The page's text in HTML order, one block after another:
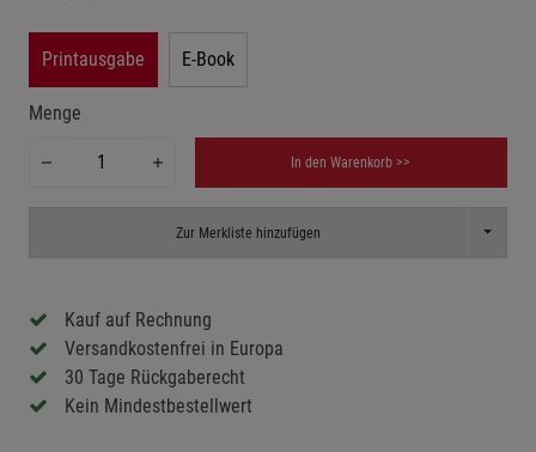
Printausgabe E-Book
Menge
In den Warenkorb >>
Zur Merkliste hinzufügen Toggle
Kauf auf Rechnung
Versandkostenfrei in Europa
30 Tage Rückgaberecht
Kein Mindestbestellwert